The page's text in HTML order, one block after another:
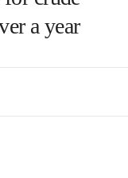
a year